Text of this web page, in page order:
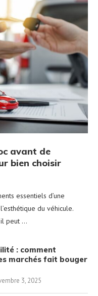
avant de
bien choisir
essentiels d’une
du véhicule.
il peut …
: comment
marchés fait bouger
3, 2025